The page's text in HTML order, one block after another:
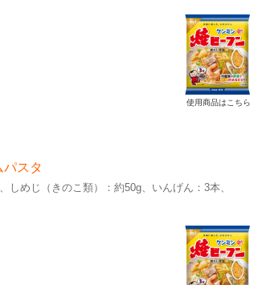
使用商品はこちら
パスタ
しめじ（きのこ類）：約50g
いんげん：3本